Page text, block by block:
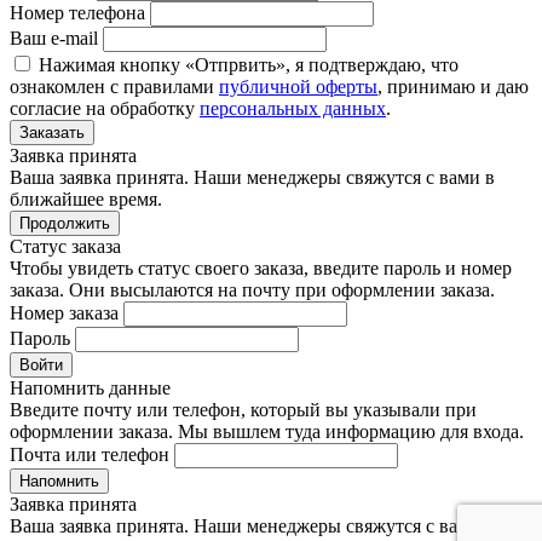
Номер телефона
Ваш e-mail
Нажимая кнопку «Отпрвить», я подтверждаю, что
ознакомлен с правилами публичной оферты, принимаю и даю
согласие на обработку персональных данных.
Заказать
Заявка принята
Ваша заявка принята. Наши менеджеры свяжутся с вами в
ближайшее время.
Продолжить
Статус заказа
Чтобы увидеть статус своего заказа, введите пароль и номер
заказа. Они высылаются на почту при оформлении заказа.
Номер заказа
Пароль
Войти
Напомнить данные
Введите почту или телефон, который вы указывали при
оформлении заказа. Мы вышлем туда информацию для входа.
Почта или телефон
Напомнить
Заявка принята
Ваша заявка принята. Наши менеджеры свяжутся с вами в